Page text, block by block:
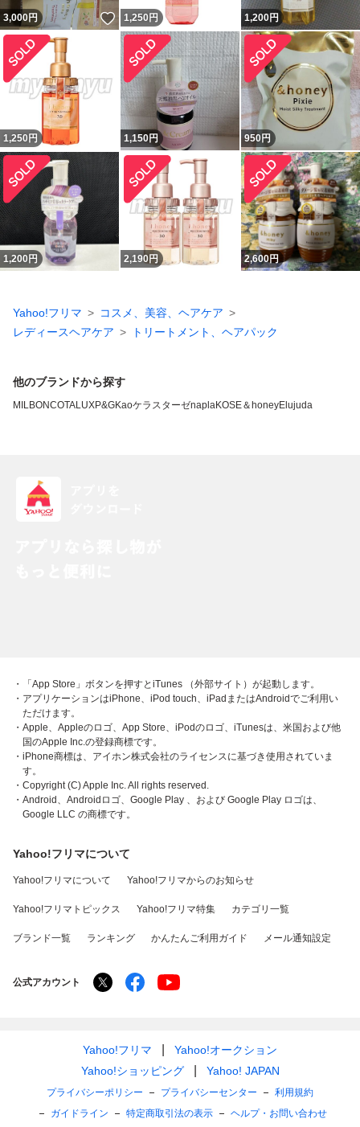
3,000円 いいね！
1,250 円 1,200円
1,250 円 1,150円 950円
1,200 円 2,190円 2,600円
Yahoo!フリマ
コスメ、美容、ヘアケア
レディースヘアケア
トリートメント、ヘアパック
他のブランドから探す
MILBONCOTALUXP&GKaoケラスターゼnaplaKOSE＆honeyElujuda
・「App Store」ボタンを押すとiTunes （外部サイト）が起動します。
・アプリケーションはiPhone、iPod touch、iPadまたはAndroidでご利用い
ただけます。
・Apple、Appleのロゴ、App Store、iPodのロゴ、iTunesは、米国および他
国のApple Inc.の登録商標です。
・iPhone商標は、アイホン株式会社のライセンスに基づき使用されていま
す。
・Copyright (C) Apple Inc. All rights reserved.
・Android、Androidロゴ、Google Play 、および Google Play ロゴは、
Google LLC の商標です。
Yahoo!フリマについて
Yahoo!フリマについて Yahoo!フリマからのお知らせ
Yahoo!フリマトピックス Yahoo!フリマ特集 カテゴリ一覧
ブランド一覧 ランキング かんたんご利用ガイド メール通知設定
公式アカウント
Yahoo!フリマ
Yahoo!オークション
Yahoo!ショッピング
Yahoo! JAPAN
プライバシーポリシー プライバシーセンター
利用規約
ガイドライン
特定商取引法の表示
ヘルプ・お問い合わせ